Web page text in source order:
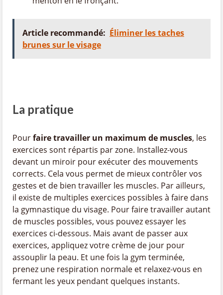
Article recommandé: Éliminer les taches
brunes sur le visage
La pratique
Pourfaire travailler un maximum de muscles, les
exercices sont répartis par zone. Installez-vous
devant un miroir pour exécuter des mouvements
corrects. Cela vous permet de mieux contrôler vos
gestes et de bien travailler les muscles. Par ailleurs,
il existe de multiples exercices possibles à faire dans
la gymnastique du visage. Pour faire travailler autant
de muscles possibles, vous pouvez essayer les
exercices ci-dessous. Mais avant de passer aux
exercices, appliquez votre crème de jour pour
assouplir la peau. Et une fois la gym terminée,
prenez une respiration normale et relaxez-vous en
fermant les yeux pendant quelques instants.